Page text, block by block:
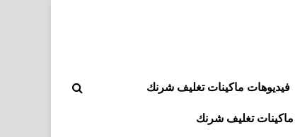
فيديوهات ماكينات تغليف شرنك
تغليف شرنك